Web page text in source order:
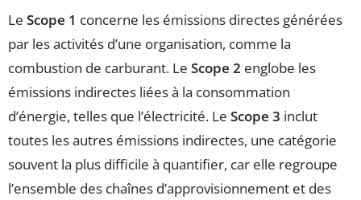
Le Scope 1 concerne les émissions directes générées
par les activités d’une organisation, comme la
combustion de carburant. Le Scope 2 englobe les
émissions indirectes liées à la consommation
d’énergie, telles que l’électricité. Le Scope 3 inclut
toutes les autres émissions indirectes, une catégorie
souvent la plus difficile à quantifier, car elle regroupe
l’ensemble des chaînes d’approvisionnement et des